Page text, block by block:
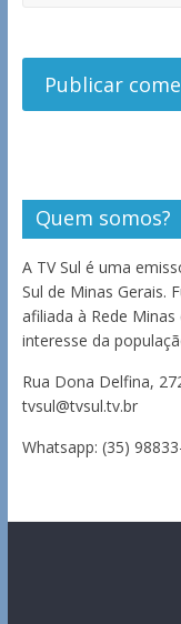
Quem somos?
A TV Sul é uma
Sul de Minas Gerais.
afiliada à Rede
interesse da
Rua Dona Delfina,
tvsul@tvsul.tv.br
Whatsapp: (35)